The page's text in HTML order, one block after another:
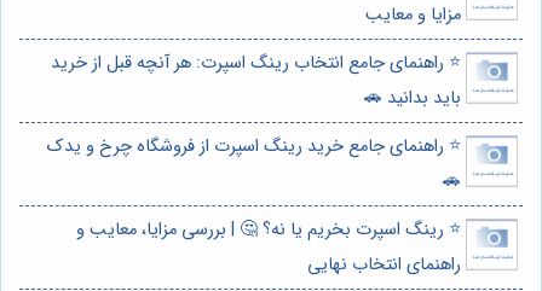
مزایا و معایب
⭐️ راهنمای جامع انتخاب رینگ اسپرت: هر آنچه قبل از خرید
باید بدانید 🚗
⭐️ راهنمای جامع خرید رینگ اسپرت از فروشگاه چرخ و یدک
🚗
⭐️ رینگ اسپرت بخریم یا نه؟ 🤔 | بررسی مزایا، معایب و
راهنمای انتخاب نهایی